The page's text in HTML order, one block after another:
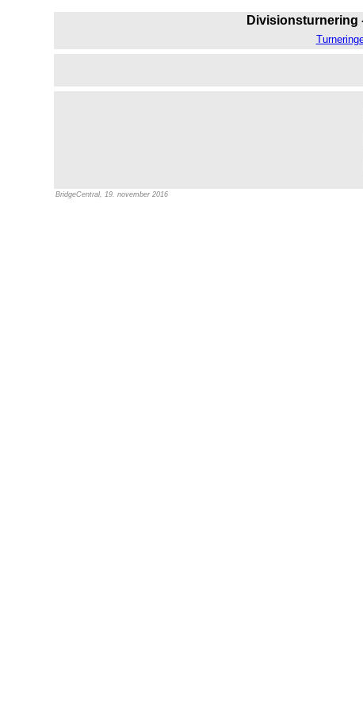
Divisionsturnering
BridgeCentral, 19. november 2016